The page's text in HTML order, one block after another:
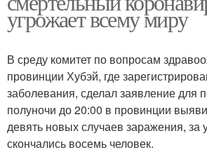
угрожает всему миру
В среду комитет по вопросам
провинции Хубэй, где
заболевания, сделал заявление для
полуночи до 20:00 в провинции
девять новых случаев заражения, за
скончались восемь человек.